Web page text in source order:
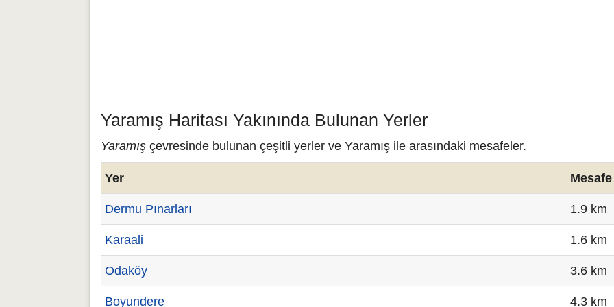
Yaramış Haritası Yakınında Bulunan Yerler
Yaramış çevresinde bulunan çeşitli yerler ve Yaramış ile arasındaki mesafeler.
Yer Mesafe
Dermu Pınarları 1.9 km
Karaali 1.6 km
Odaköy 3.6 km
Boyundere 4.3 km